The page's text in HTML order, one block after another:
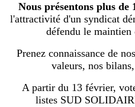
Nous présentons plus de
l'attractivité d'un syndicat
défendu le maintien
Prenez connaissance de
valeurs, nos
A partir du 13 février,
listes SUD